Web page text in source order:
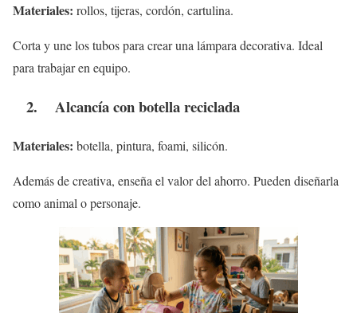
Materiales: rollos, tijeras, cordón, cartulina.
Corta y une los tubos para crear una lámpara decorativa. Ideal
para trabajar en equipo.
2. Alcancía con botella reciclada
Materiales: botella, pintura, foami, silicón.
Además de creativa, enseña el valor del ahorro. Pueden diseñarla
como animal o personaje.